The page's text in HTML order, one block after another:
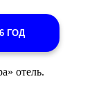
ГОД
отель.